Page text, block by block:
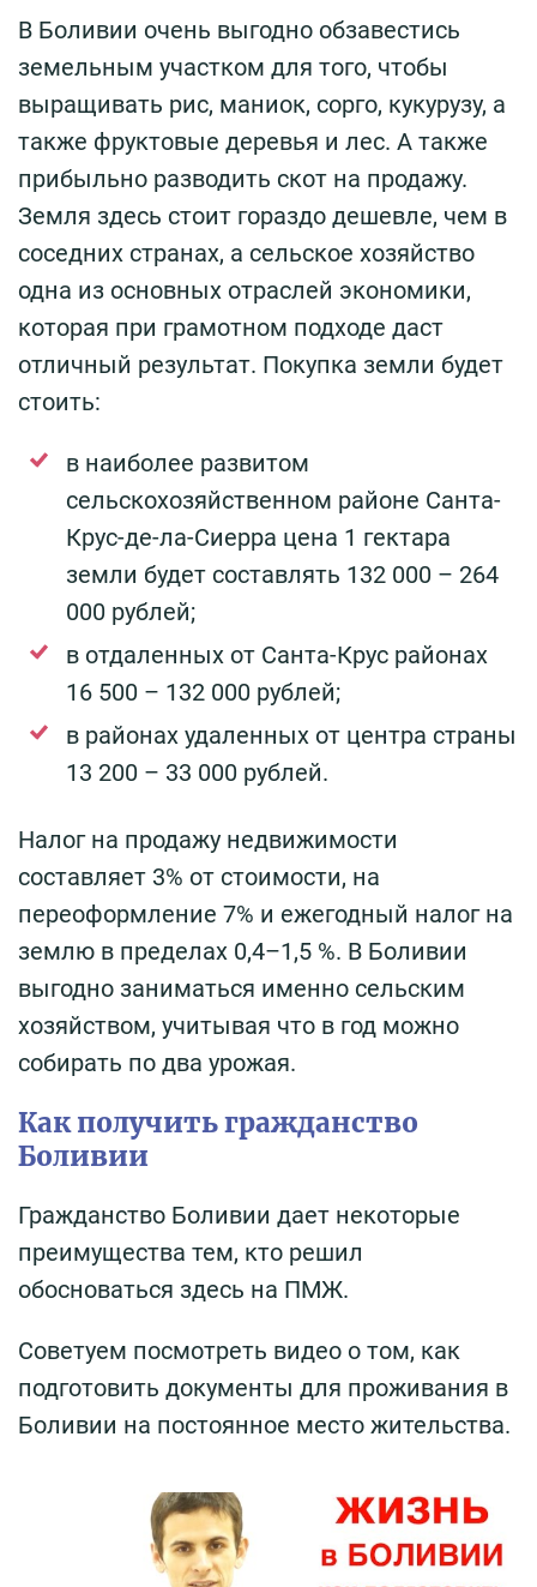
В Боливии очень выгодно обзавестись
земельным участком для того, чтобы
выращивать рис, маниок, сорго, кукурузу, а
также фруктовые деревья и лес. А также
прибыльно разводить скот на продажу.
Земля здесь стоит гораздо дешевле, чем в
соседних странах, а сельское хозяйство
одна из основных отраслей экономики,
которая при грамотном подходе даст
отличный результат. Покупка земли будет
стоить:
в наиболее развитом
сельскохозяйственном районе Санта-
Крус-де-ла-Сиерра цена 1 гектара
земли будет составлять 132 000 – 264
000 рублей;
в отдаленных от Санта-Крус районах
16 500 – 132 000 рублей;
в районах удаленных от центра страны
13 200 – 33 000 рублей.
Налог на продажу недвижимости
составляет 3% от стоимости, на
переоформление 7% и ежегодный налог на
землю в пределах 0,4–1,5 %. В Боливии
выгодно заниматься именно сельским
хозяйством, учитывая что в год можно
собирать по два урожая.
Как получить гражданство
Боливии
Гражданство Боливии дает некоторые
преимущества тем, кто решил
обосноваться здесь на ПМЖ.
Советуем посмотреть видео о том, как
подготовить документы для проживания в
Боливии на постоянное место жительства.